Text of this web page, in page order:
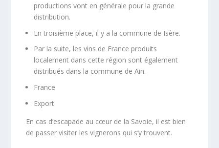
productions vont en générale pour la grande
distribution.
En troisième place, il y a la commune de Isère.
Par la suite, les vins de France produits
localement dans cette région sont également
distribués dans la commune de Ain.
France
Export
En cas d’escapade au cœur de la Savoie, il est bien
de passer visiter les vignerons qui s’y trouvent.